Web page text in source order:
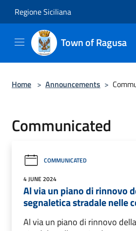
Regione Siciliana
Town of Ragusa
Home > Announcements >
Communicated
COMMUNICATED
4 JUNE 2024
Al via un piano di rinnovo
segnaletica stradale nelle
Al via un piano di rinnovo